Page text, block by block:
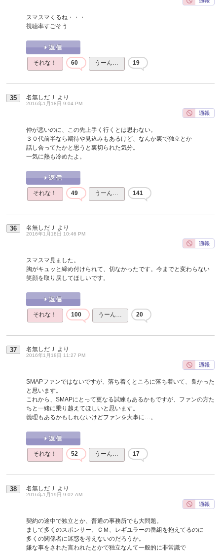
スマスマくるね・・・
視聴率すごそう
それな！ 60 うーん… 19
35 名無しだＪ より
2016年1月18日 9:04 PM
仲が悪いのに、この先上手く行くとは思わない。
３０代前半なら期待や見込みもあるけど、なんか裏で独立とか
話し合ってたかと思うと裏切られた気分。
一気に熱も冷めたよ。
それな！ 49 うーん… 141
36 名無しだＪ より
2016年1月18日 10:46 PM
スマスマ見ました。
胸がキュッと締め付けられて、切なかったです。今までと変わらない
笑顔を取り戻してほしいです。
それな！ 100 うーん… 20
37 名無しだＪ より
2016年1月18日 11:27 PM
SMAPファンではないですが、落ち着くところに落ち着いて、良かった
と思います。
これから、SMAPにとって更なる試練もあるかもですが、ファンの方た
ちと一緒に乗り越えてほしいと思います。
義理もあるかもしれないけどファンを大事に…。
それな！ 52 うーん… 17
38 名無しだＪ より
2016年1月19日 9:02 AM
契約の途中で独立とか、普通の事務所でも大問題。
まして多くのスポンサー、ＣＭ、レギユラーの番組を抱えてるのに
多くの関係者に迷惑を考えないのだろうか。
嫌な事をされた言われたとかで独立なんて一般的に非常識で